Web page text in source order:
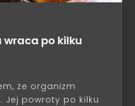
wraca po kilku
że organizm
Jej powroty po kilku